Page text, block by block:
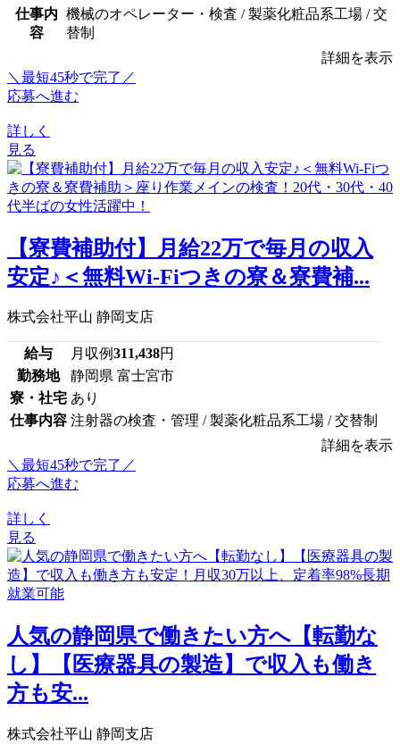
仕事内
容
機械のオペレーター・検査 / 製薬化粧品系工場 / 交
替制
詳細を表示
＼最短45秒で完了／
応募へ進む
詳しく
見る
【寮費補助付】月給22万で毎月の収入
安定♪＜無料Wi-Fiつきの寮＆寮費補...
株式会社平山 静岡支店
給与 月収例311,438円
勤務地
静岡県 富士宮市
寮・社宅 あり
仕事内容 注射器の検査・管理 / 製薬化粧品系工場 / 交替制
詳細を表示
＼最短45秒で完了／
応募へ進む
詳しく
見る
人気の静岡県で働きたい方へ【転勤な
し】【医療器具の製造】で収入も働き
方も安...
株式会社平山 静岡支店